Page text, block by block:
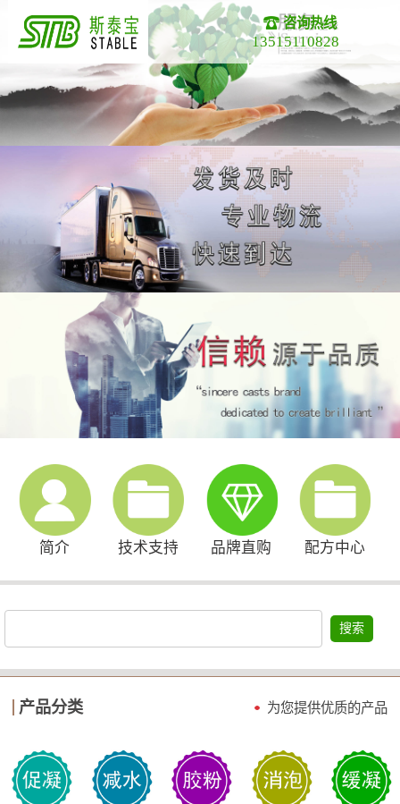
咨询热线
13515110828
简介 技术支持 品牌直购 配方中心
搜索
产品分类 为您提供优质的产品